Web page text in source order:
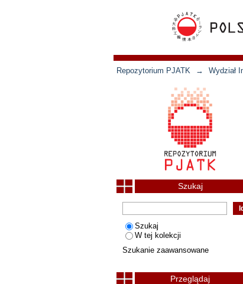
Repozytorium PJATK → Wydział
Szukaj
Szukaj
W tej kolekcji
Szukanie zaawansowane
Przeglądaj